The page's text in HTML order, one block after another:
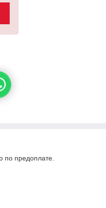
по предоплате.